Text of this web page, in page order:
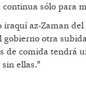
sólo para
az-Zaman
otra
de comida tendrá
ellas."